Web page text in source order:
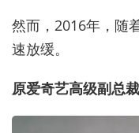
然而，2016年，随
速放缓。
原爱奇艺高级副总